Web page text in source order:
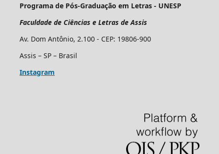
Programa de Pós-Graduação em Letras - UNESP
Faculdade de Ciências e Letras de Assis
Av. Dom Antônio, 2.100 - CEP: 19806-900
Assis – SP – Brasil
Instagram